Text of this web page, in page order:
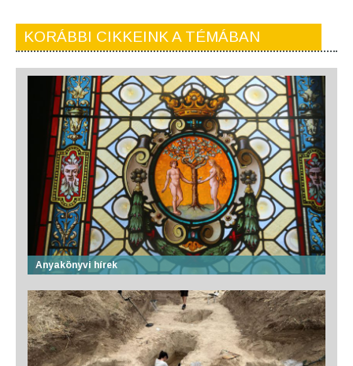
KORÁBBI CIKKEINK A TÉMÁBAN
Anyakönyvi hírek